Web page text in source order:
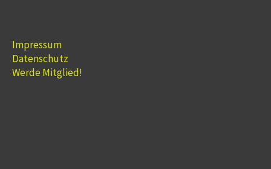
Impressum
Datenschutz
Werde Mitglied!